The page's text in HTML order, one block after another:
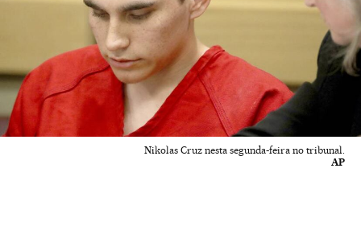
Nikolas Cruz nesta segunda-feira no tribunal.
AP